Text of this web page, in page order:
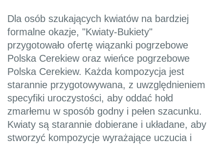
Dla osób szukających kwiatów na bardziej
formalne okazje, "Kwiaty-Bukiety"
przygotowało ofertę wiązanki pogrzebowe
Polska Cerekiew oraz wieńce pogrzebowe
Polska Cerekiew. Każda kompozycja jest
starannie przygotowywana, z uwzględnieniem
specyfiki uroczystości, aby oddać hołd
zmarłemu w sposób godny i pełen szacunku.
Kwiaty są starannie dobierane i układane, aby
stworzyć kompozycje wyrażające uczucia i